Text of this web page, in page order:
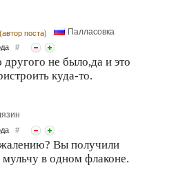
(автор поста) Палласовка
#
не было,да и это
куда-то.
#
Вы получили
в одном флаконе.